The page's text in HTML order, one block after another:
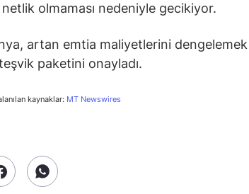
olmaması nedeniyle gecikiyor.
artan emtia maliyetlerini dengelemek
paketini onayladı.
kaynaklar: MT Newswires